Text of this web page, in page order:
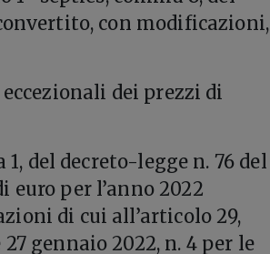
con modificazioni,
dei prezzi di
del decreto-legge n. 76 del
per l’anno 2022
di cui all’articolo 29,
gennaio 2022, n. 4 per le